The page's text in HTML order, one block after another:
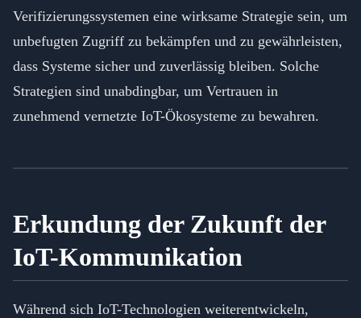
Verifizierungssystemen eine wirksame Strategie sein, um
unbefugten Zugriff zu bekämpfen und zu gewährleisten,
dass Systeme sicher und zuverlässig bleiben. Solche
Strategien sind unabdingbar, um Vertrauen in
zunehmend vernetzte IoT-Ökosysteme zu bewahren.
Erkundung der Zukunft der
IoT-Kommunikation
Während sich IoT-Technologien weiterentwickeln,